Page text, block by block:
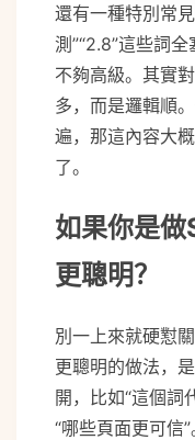
還有一種特別常
測”“2.8”這些詞
不夠高級。其實
多，而是邏輯順
遍，那這內容大
了。
如果你是做
更聰明？
別一上來就硬懟
更聰明的做法，
開，比如“這個詞
“哪些頁面更可信